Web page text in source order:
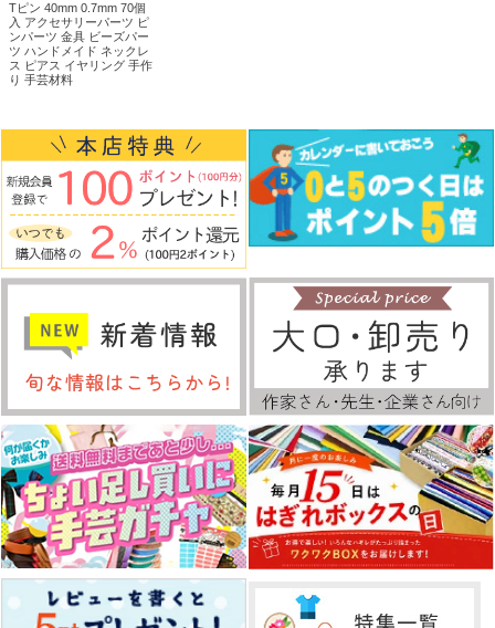
Tピン 40mm 0.7mm 70個
入 アクセサリーパーツ ピ
ンパーツ 金具 ビーズパー
ツ ハンドメイド ネックレ
ス ピアス イヤリング 手作
り 手芸材料